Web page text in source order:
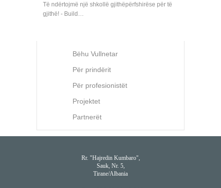
Të ndërtojmë një shkollë gjithëpërfshirëse për të
gjithë! - Build…
Bëhu Vullnetar
Për prindërit
Për profesionistët
Projektet
Partnerët
Rr. "Hajredin Kumbaro",
Sauk, Nr. 5,
Tirane/Albania